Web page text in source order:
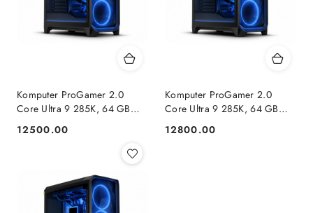
Komputer ProGamer 2.0
Core Ultra 9 285K, 64 GB
RAM, 2 TB SSD, RTX™ 5070,
WINDOWS 11
Cena:
12500.00
Komputer ProGamer 2.0
Core Ultra 9 285K, 64 GB
RAM, 2 TB SSD, RX™ 9070
XT, WINDOWS 11
Cena:
12800.00